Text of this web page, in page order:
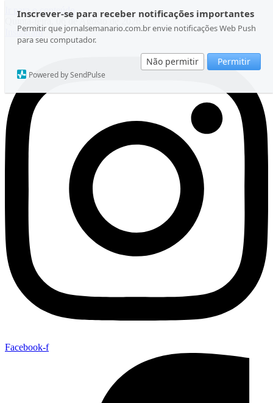
Inscrever-se para receber notificações importantes
Permitir que jornalsemanario.com.br envie notificações Web Push
para seu computador.
Não permitir Permitir
Powered by SendPulse
Ir para o conteúdo
Quinta-feira, 06 de Agosto de 2026
Instagram
Facebook-f